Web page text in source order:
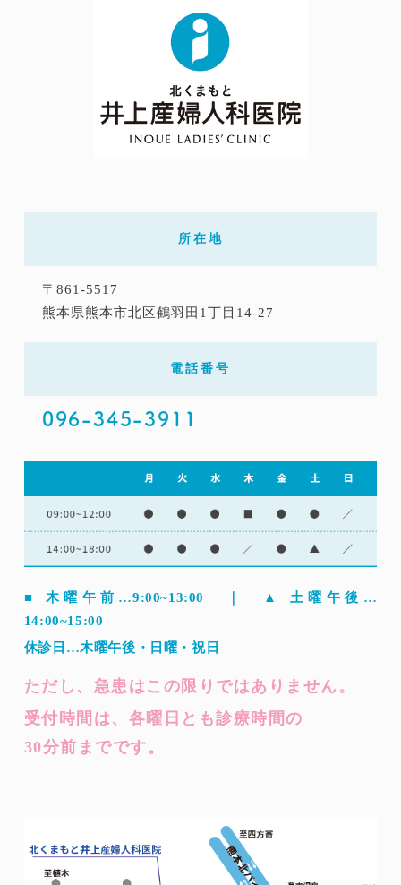
所在地
〒861-5517
熊本県熊本市北区鶴羽田1丁目14-27
電話番号
096-345-3911
■ 木曜午前…9:00~13:00 ｜ ▲ 土曜午後…
14:00~15:00
休診日…木曜午後・日曜・祝日
ただし、急患はこの限りではありません。
受付時間は、各曜日とも診療時間の
30分前までです。